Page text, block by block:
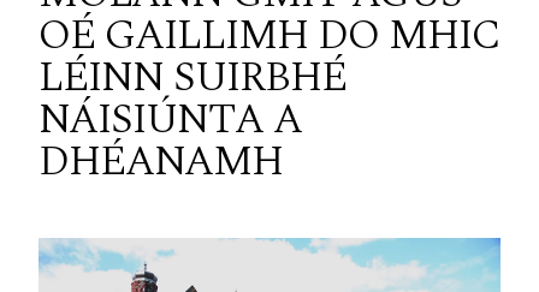
OÉ GAILLIMH DO MHIC
LÉINN SUIRBHÉ
NÁISIÚNTA A
DHÉANAMH